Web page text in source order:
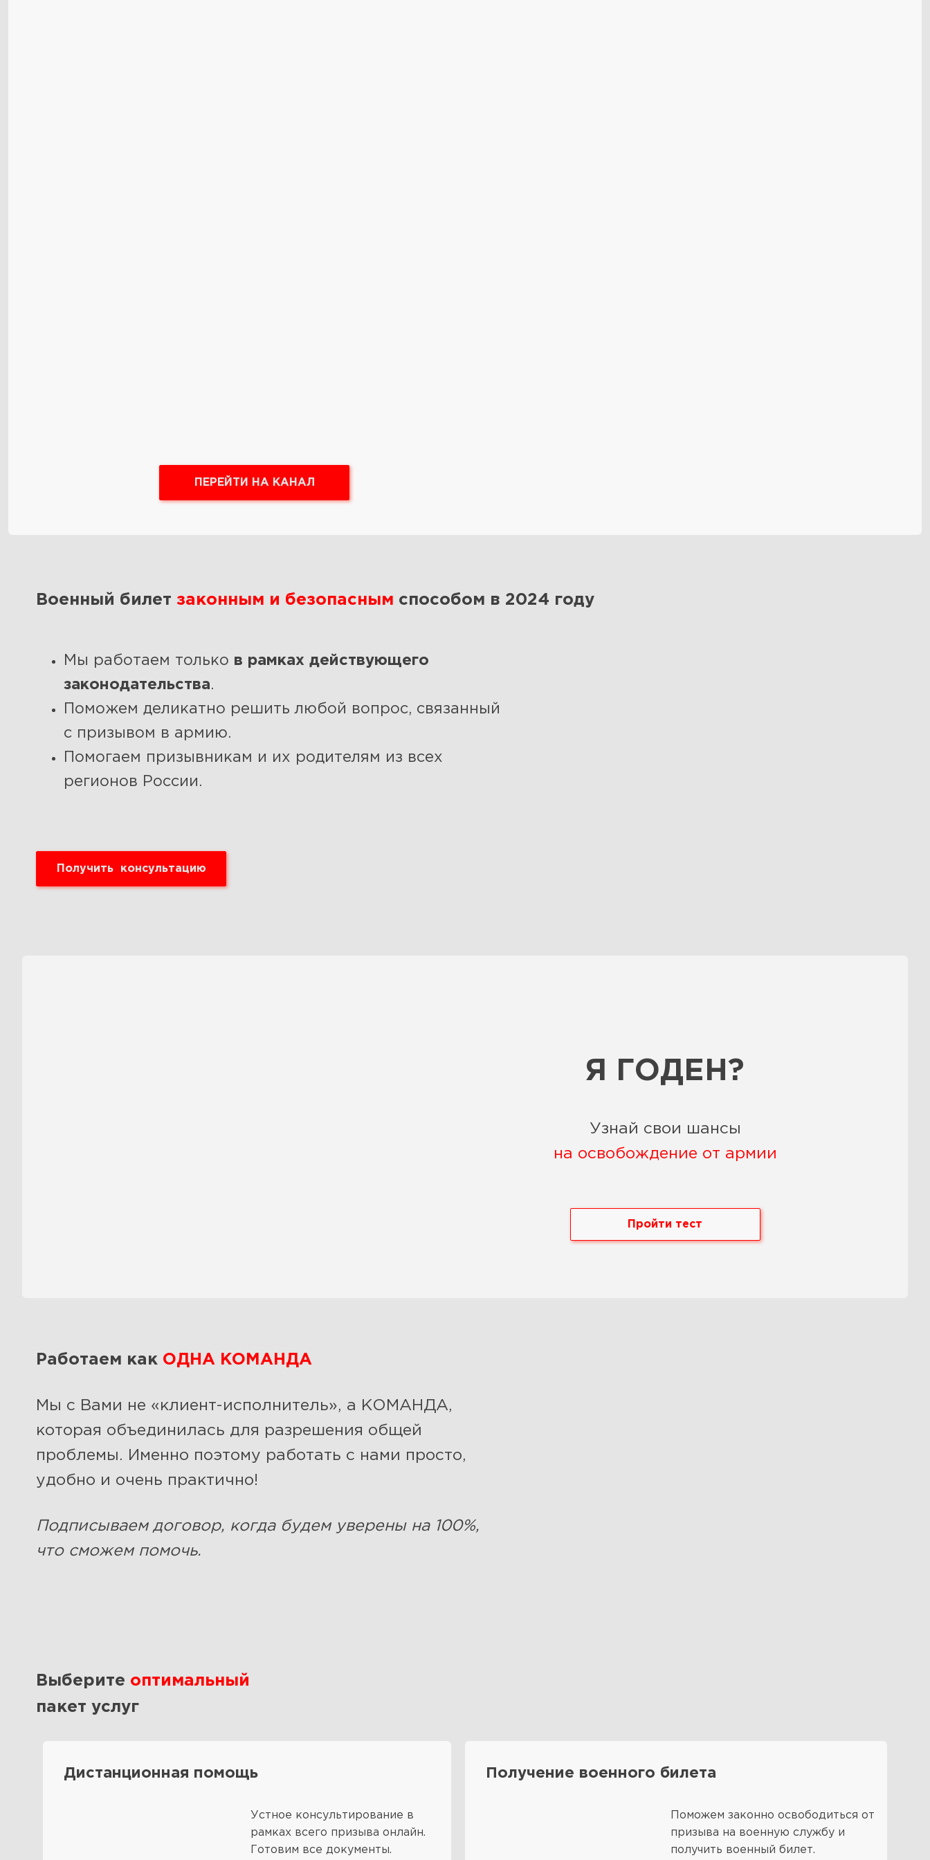
ПЕРЕЙТИ НА КАНАЛ
Военный билет законным и безопасным способом в 2024 году
Мы работаем только в рамках действующего
законодательства.
Поможем деликатно решить любой вопрос, связанный
с призывом в армию.
Помогаем призывникам и их родителям из всех
регионов России.
Получить консультацию
Я ГОДЕН?
Узнай свои шансы
на освобождение от армии
Пройти тест
Работаем как ОДНА КОМАНДА
Мы с Вами не «клиент-исполнитель», а КОМАНДА,
которая объединилась для разрешения общей
проблемы. Именно поэтому работать с нами просто,
удобно и очень практично!
Подписываем договор, когда будем уверены на 100%,
что сможем помочь.
Выберите оптимальный
пакет услуг
Дистанционная помощь
Устное консультирование в
рамках всего призыва онлайн.
Готовим все документы.
Получение военного билета
Поможем законно освободиться от
призыва на военную службу и
получить военный билет.